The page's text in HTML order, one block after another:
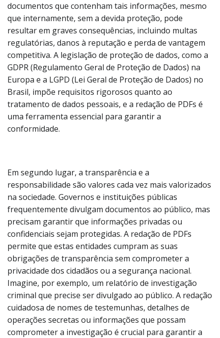
documentos que contenham tais informações, mesmo
que internamente, sem a devida proteção, pode
resultar em graves consequências, incluindo multas
regulatórias, danos à reputação e perda de vantagem
competitiva. A legislação de proteção de dados, como a
GDPR (Regulamento Geral de Proteção de Dados) na
Europa e a LGPD (Lei Geral de Proteção de Dados) no
Brasil, impõe requisitos rigorosos quanto ao
tratamento de dados pessoais, e a redação de PDFs é
uma ferramenta essencial para garantir a
conformidade.
Em segundo lugar, a transparência e a
responsabilidade são valores cada vez mais valorizados
na sociedade. Governos e instituições públicas
frequentemente divulgam documentos ao público, mas
precisam garantir que informações privadas ou
confidenciais sejam protegidas. A redação de PDFs
permite que estas entidades cumpram as suas
obrigações de transparência sem comprometer a
privacidade dos cidadãos ou a segurança nacional.
Imagine, por exemplo, um relatório de investigação
criminal que precise ser divulgado ao público. A redação
cuidadosa de nomes de testemunhas, detalhes de
operações secretas ou informações que possam
comprometer a investigação é crucial para garantir a